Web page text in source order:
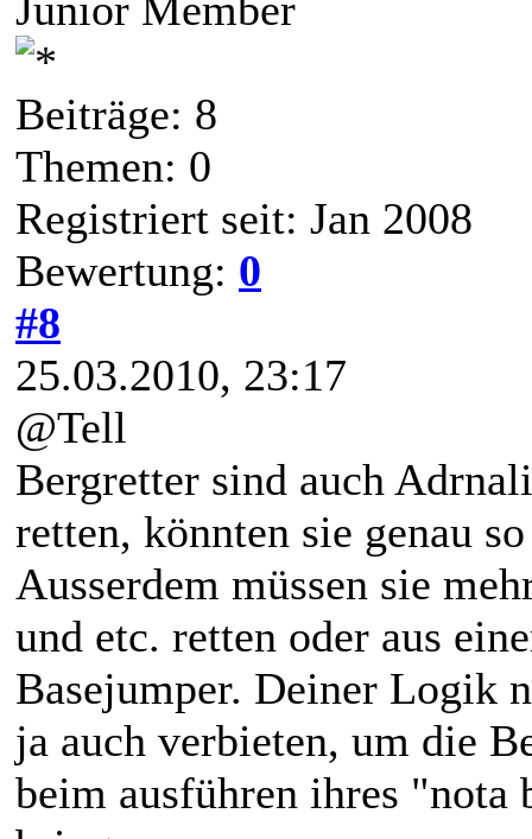
Beiträge: 8
Themen: 0
Registriert seit: Jan 2008
Bewertung: 0
#8
25.03.2010, 23:17
@Tell
Bergretter sind auch
retten, könnten sie genau
Ausserdem müssen sie
und etc. retten oder aus
Basejumper. Deiner Logik
ja auch verbieten, um die
beim ausführen ihres "nota